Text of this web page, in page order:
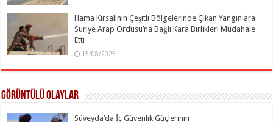
Hama Kırsalının Çeşitli Bölgelerinde Çıkan Yangınlara
Suriye Arap Ordusu’na Bağlı Kara Birlikleri Müdahale
Etti
15/08/2025
Görüntülü Olaylar
Süveyda’da İç Güvenlik Güçlerinin